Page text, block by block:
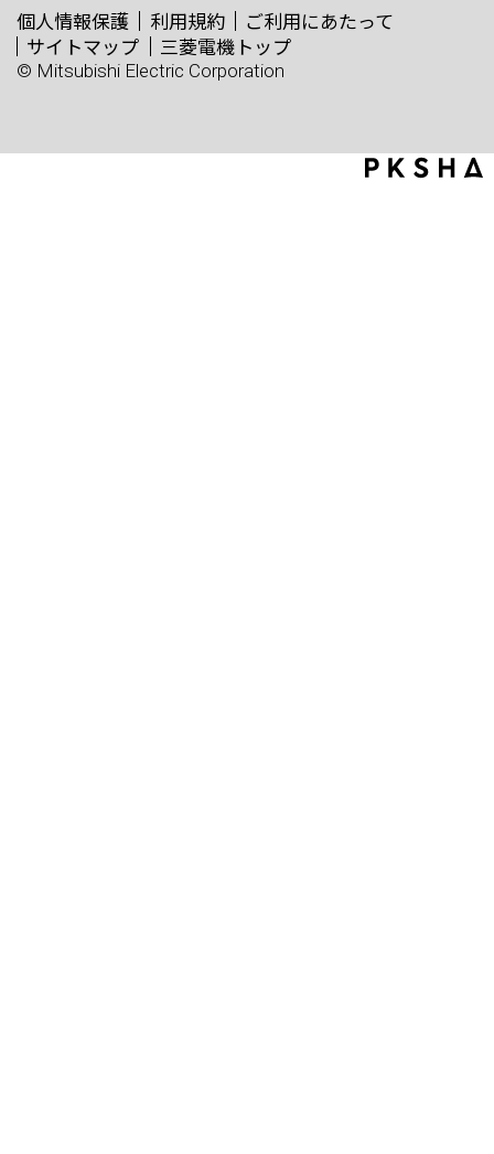
個人情報保護 利用規約
ご利用にあたって
サイトマップ
三菱電機トップ
© Mitsubishi Electric Corporation